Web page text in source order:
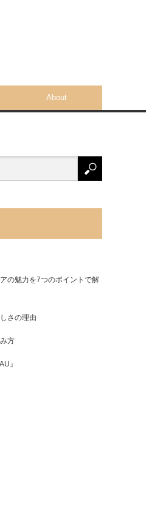
About
の魅力を7つのポイントで解
さの理由
方
』